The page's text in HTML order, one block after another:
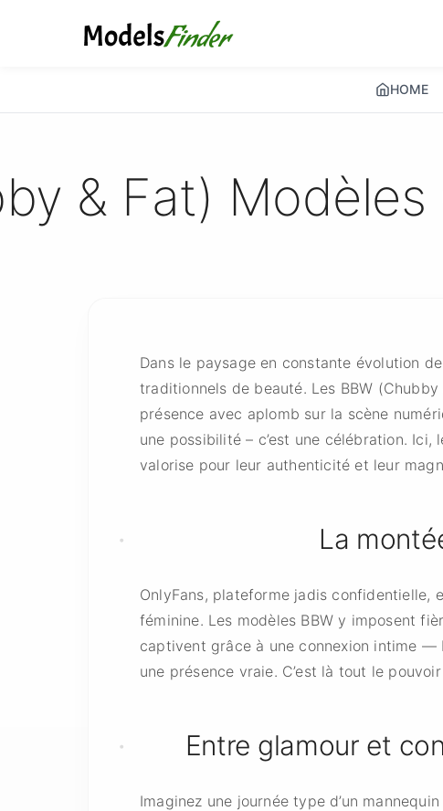
HOME
& Fat)
Dans le paysage en constante évolution
traditionnels de beauté. Les BBW
présence avec aplomb sur la scène
une possibilité – c’est une célébration.
valorise pour leur authenticité et leur
La
OnlyFans, plateforme jadis confidentielle,
féminine. Les modèles BBW y imposent
captivent grâce à une connexion intime —
une présence vraie. C’est là tout le
Entre glamour et
Imaginez une journée type d’un